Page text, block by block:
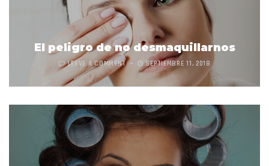
El peligro de no desmaquillarnos
LEAVE A COMMENT SEPTIEMBRE 11, 2018